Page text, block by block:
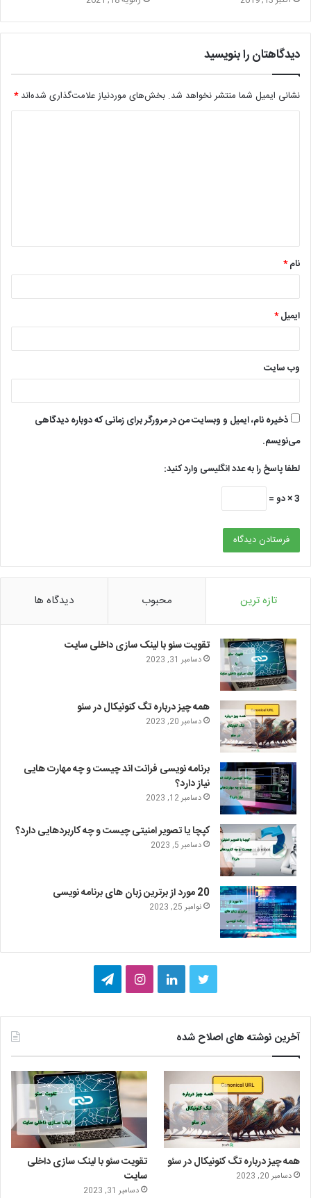
دیدگاهتان را بنویسید
نشانی ایمیل شما منتشر نخواهد شد. بخش‌های موردنیاز علامت‌گذاری شده‌اند*
*
نام*
ایمیل*
وب‌ سایت
ذخیره نام، ایمیل و وبسایت من در مرورگر برای زمانی که دوباره دیدگاهی
می‌نویسم.
لطفا پاسخ را به عدد انگلیسی وارد کنید:
3 × دو =
تازه ترین محبوب دیدگاه ها
تقویت سئو با لینک سازی داخلی سایت
دسامبر 31, 2023
همه چیز درباره تگ کنونیکال در سئو
دسامبر 20, 2023
برنامه نویسی فرانت اند چیست و چه مهارت هایی
نیاز دارد؟
دسامبر 12, 2023
کپچا یا تصویر امنیتی چیست و چه کاربردهایی دارد؟
دسامبر 5, 2023
20 مورد از برترین زبان های برنامه نویسی
نوامبر 25, 2023
ی
ی
ت
ر
ک
ا
ی
س
ت
ا
گ
ر
ر
ا
م
آخرین نوشته های اصلاح شده
همه چیز درباره تگ کنونیکال در سئو
دسامبر 20, 2023
تقویت سئو با لینک سازی داخلی
سایت
دسامبر 31, 2023